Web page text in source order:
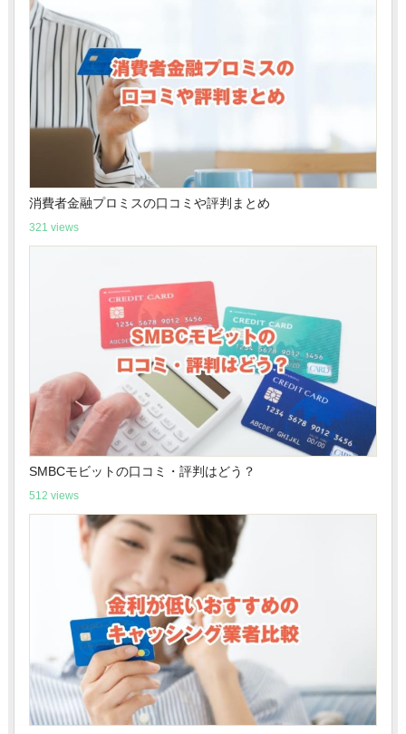
消費者金融プロミスの口コミや評判まとめ
321 views
SMBCモビットの口コミ・評判はどう？
512 views